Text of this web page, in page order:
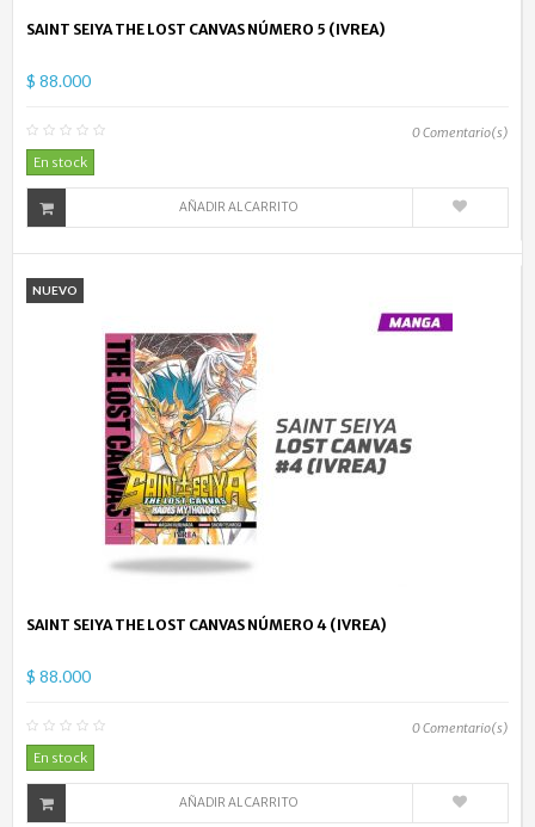
SAINT SEIYA THE LOST CANVAS NÚMERO 5 (IVREA)
$ 88.000
0Comentario(s)
En stock
AÑADIR AL CARRITO
NUEVO
SAINT SEIYA THE LOST CANVAS NÚMERO 4 (IVREA)
$ 88.000
0Comentario(s)
En stock
AÑADIR AL CARRITO